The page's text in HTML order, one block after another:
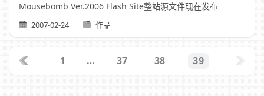
Mousebomb Ver.2006 Flash Site整站源文件现在发布
2007-02-24 作品
1 … 37 38 39